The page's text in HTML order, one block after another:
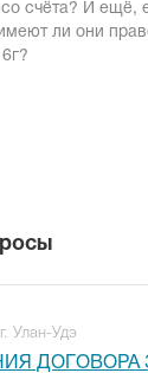
счёта? И ещё,
ли они
г. Улан-Удэ
ДОГОВОРА